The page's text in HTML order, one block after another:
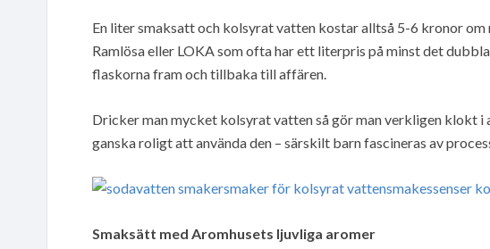
En liter smaksatt och kolsyrat vatten kostar alltså 5-6 kronor
Ramlösa eller LOKA som ofta har ett literpris på minst det
flaskorna fram och tillbaka till affären.
Dricker man mycket kolsyrat vatten så gör man verkligen klokt i
ganska roligt att använda den – särskilt barn fascineras av
Smaksätt med Aromhusets ljuvliga aromer